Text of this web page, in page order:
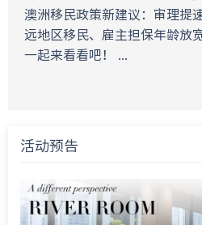
澳洲移民政策新建议：审理提
远地区移民、雇主担保年龄放
一起来看看吧！ ...
活动预告